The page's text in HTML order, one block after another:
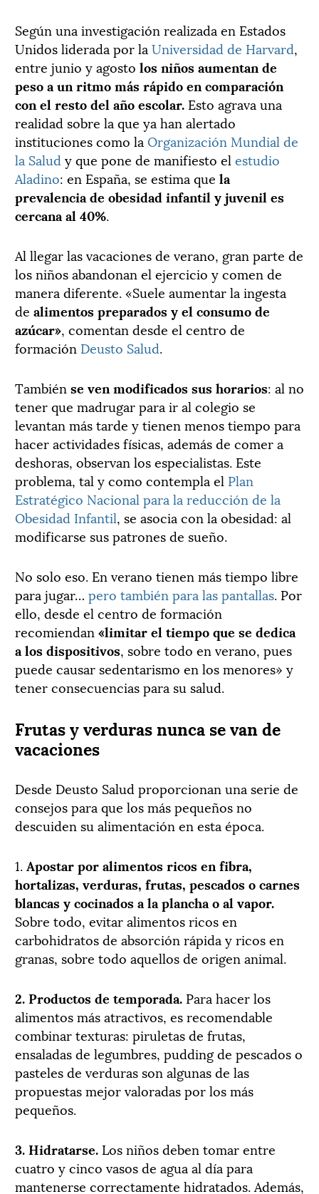
Según una investigación realizada en Estados
Unidos liderada por la Universidad de Harvard,
entre junio y agosto los niños aumentan de
peso a un ritmo más rápido en comparación
con el resto del año escolar. Esto agrava una
realidad sobre la que ya han alertado
instituciones como la Organización Mundial de
la Salud y que pone de manifiesto el estudio
Aladino: en España, se estima que la
prevalencia de obesidad infantil y juvenil es
cercana al 40%.
Al llegar las vacaciones de verano, gran parte de
los niños abandonan el ejercicio y comen de
manera diferente. «Suele aumentar la ingesta
de alimentos preparados y el consumo de
azúcar», comentan desde el centro de
formación Deusto Salud.
También se ven modificados sus horarios: al no
tener que madrugar para ir al colegio se
levantan más tarde y tienen menos tiempo para
hacer actividades físicas, además de comer a
deshoras, observan los especialistas. Este
problema, tal y como contempla el Plan
Estratégico Nacional para la reducción de la
Obesidad Infantil, se asocia con la obesidad: al
modificarse sus patrones de sueño.
No solo eso. En verano tienen más tiempo libre
para jugar… pero también para las pantallas. Por
ello, desde el centro de formación
recomiendan «limitar el tiempo que se dedica
a los dispositivos, sobre todo en verano, pues
puede causar sedentarismo en los menores» y
tener consecuencias para su salud.
Frutas y verduras nunca se van de
vacaciones
Desde Deusto Salud proporcionan una serie de
consejos para que los más pequeños no
descuiden su alimentación en esta época.
1. Apostar por alimentos ricos en fibra,
hortalizas, verduras, frutas, pescados o carnes
blancas y cocinados a la plancha o al vapor.
Sobre todo, evitar alimentos ricos en
carbohidratos de absorción rápida y ricos en
granas, sobre todo aquellos de origen animal.
2. Productos de temporada. Para hacer los
alimentos más atractivos, es recomendable
combinar texturas: piruletas de frutas,
ensaladas de legumbres, pudding de pescados o
pasteles de verduras son algunas de las
propuestas mejor valoradas por los más
pequeños.
3. Hidratarse. Los niños deben tomar entre
cuatro y cinco vasos de agua al día para
mantenerse correctamente hidratados. Además,